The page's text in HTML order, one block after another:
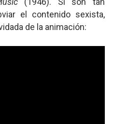
el contenido sexista,
de la animación: